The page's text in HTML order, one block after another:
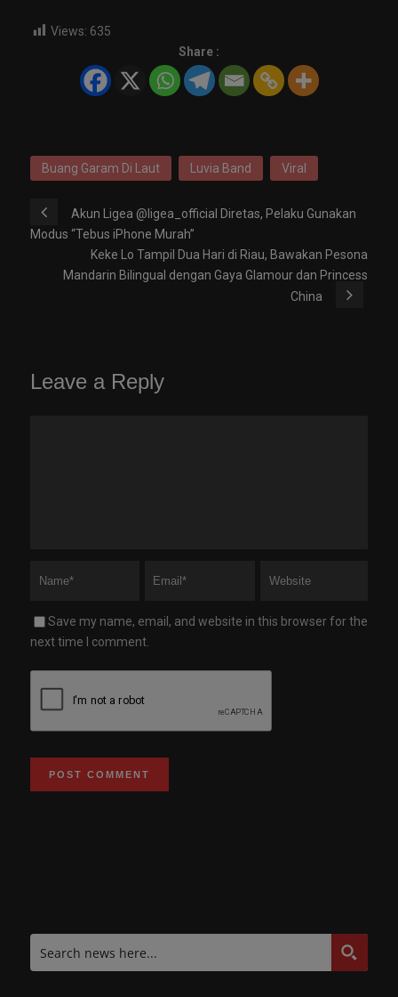
Views: 635
Share :
Buang Garam Di Laut Luvia Band Viral
Akun Ligea @ligea_official Diretas, Pelaku Gunakan
Modus “Tebus iPhone Murah”
Keke Lo Tampil Dua Hari di Riau, Bawakan Pesona
Mandarin Bilingual dengan Gaya Glamour dan Princess
China
Leave a Reply
Save my name, email, and website in this browser for the
next time I comment.